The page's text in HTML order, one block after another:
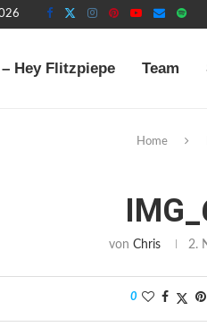
Hey Flitzpiepe Team
Home
von Chris 2.
0